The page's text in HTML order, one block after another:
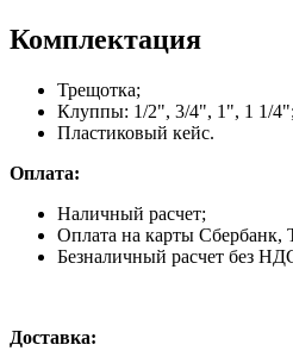
Комплектация
Трещотка;
Клуппы: 1/2", 3/4", 1", 1 1/4";
Пластиковый кейс.
Оплата:
Наличный расчет;
Оплата на карты Сбербанк,
Безналичный расчет без
Доставка: